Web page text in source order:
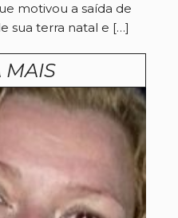
motivou a saída de
sua terra natal e […]
MAIS